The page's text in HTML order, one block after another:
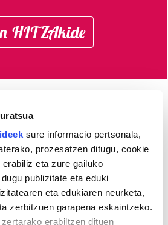
sure informacio pertsonala,
prozesatzen ditugu, cookie
eta zure gailuko
publizitate eta eduki
eta edukiaren neurketa,
zerbitzuen garapena eskaintzeko.
erabiltzen dituen
HITZAkide
AGENDA
Abuztua 2026
AZ. OG. OL. LR.
29 30 31 1 2
5 6 7 8 9